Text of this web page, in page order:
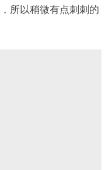
所以稍微有点刺刺的